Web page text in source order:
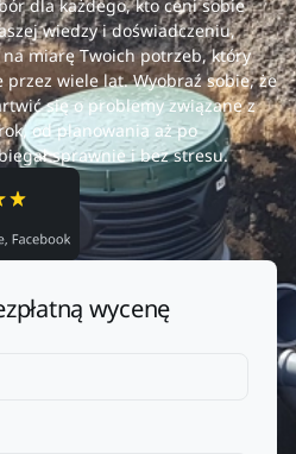
dla każdego, kto ceni sobie
wiedzy i doświadczeniu,
miarę Twoich potrzeb, który
przez wiele lat. Wyobraź sobie, że
się o problemy związane z
od planowania aż po
sprawnie i bez stresu.
wycenę